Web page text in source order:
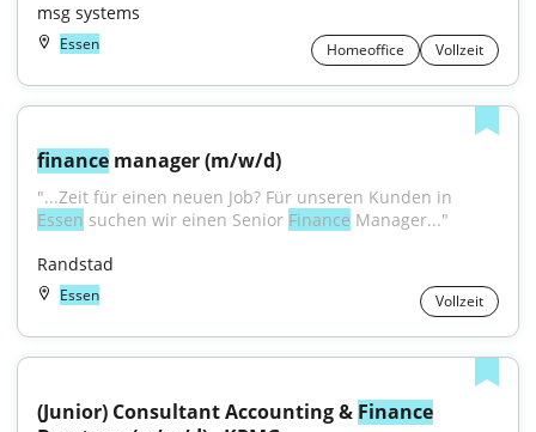
msg systems
Essen Homeoffice Vollzeit
finance manager (m/w/d)
Essen suchen wir einen Senior Finance Manager..."
Randstad
Essen Vollzeit
(Junior) Consultant Accounting & Finance